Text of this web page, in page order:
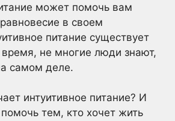
может помочь вам
в своем
питание существует
не многие люди знают,
самом деле.
интуитивное питание? И
тем, кто хочет жить